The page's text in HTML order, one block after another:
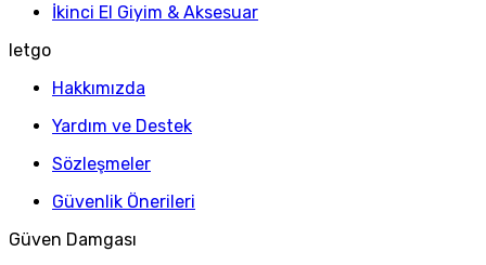
İkinci El Giyim & Aksesuar
letgo
Hakkımızda
Yardım ve Destek
Sözleşmeler
Güvenlik Önerileri
Güven Damgası